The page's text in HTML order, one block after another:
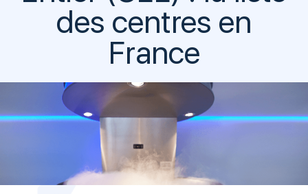
des centres en
France